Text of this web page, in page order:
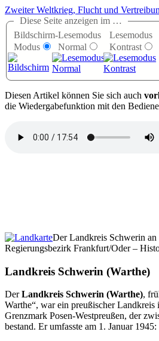
Zweiter Weltkrieg, Flucht und
Diese Seite anzeigen im …
Bildschirm-
Modus
Lesemodus
Normal
Lesemodus
Kontrast
Diesen Artikel können Sie sich auch
die Wiedergabefunktion mit den
Der Landkreis Schwerin an
Regierungsbezirk Frankfurt/Oder –
Landkreis Schwerin (Warthe)
DerLandkreis Schwerin (Warthe),
Warthe , war ein preußischer Landkreis
Grenzmark Posen-Westpreußen, der
bestand. Er umfasste am 1. Januar 1945: